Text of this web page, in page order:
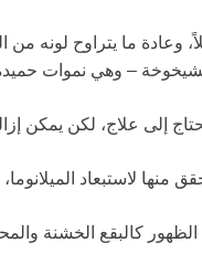
وعادة ما يتراوح لونه
الشيخوخة – وهي نموات
إلى علاج، لكن يمكن
لاستبعاد
الظهور كالبقع الخشنة